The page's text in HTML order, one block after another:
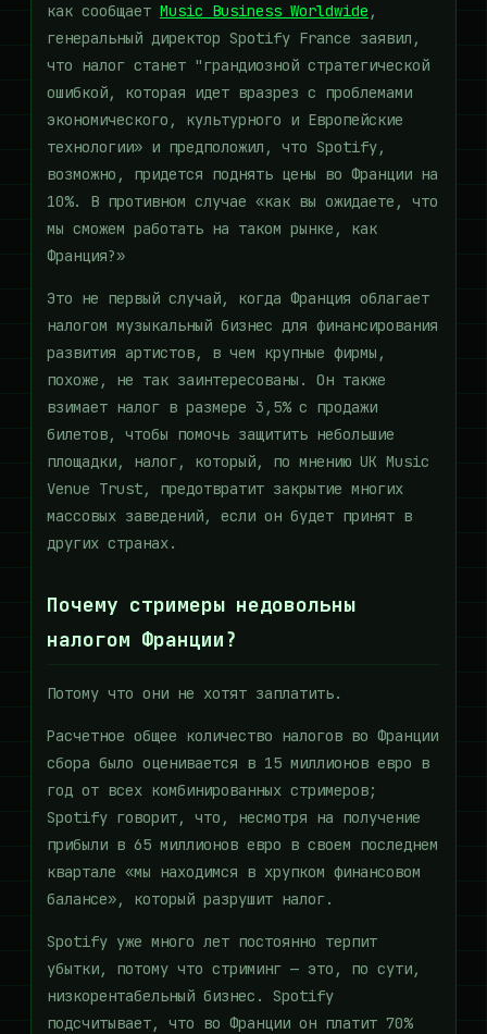
как сообщает Music Business Worldwide ,
генеральный директор Spotify France заявил,
что налог станет "грандиозной стратегической
ошибкой, которая идет вразрез с проблемами
экономического, культурного и Европейские
технологии» и предположил, что Spotify,
возможно, придется поднять цены во Франции на
10%. В противном случае «как вы ожидаете, что
мы сможем работать на таком рынке, как
Франция?»
Это не первый случай, когда Франция облагает
налогом музыкальный бизнес для финансирования
развития артистов, в чем крупные фирмы,
похоже, не так заинтересованы. Он также
взимает налог в размере 3,5% с продажи
билетов, чтобы помочь защитить небольшие
площадки, налог, который, по мнению UK Music
Venue Trust, предотвратит закрытие многих
массовых заведений, если он будет принят в
других странах.
Почему стримеры недовольны
налогом Франции?
Потому что они не хотят заплатить.
Расчетное общее количество налогов во Франции
сбора было оценивается в 15 миллионов евро в
год от всех комбинированных стримеров;
Spotify говорит, что, несмотря на получение
прибыли в 65 миллионов евро в своем последнем
квартале «мы находимся в хрупком финансовом
балансе», который разрушит налог.
Spotify уже много лет постоянно терпит
убытки, потому что стриминг — это, по сути,
низкорентабельный бизнес. Spotify
подсчитывает, что во Франции он платит 70%